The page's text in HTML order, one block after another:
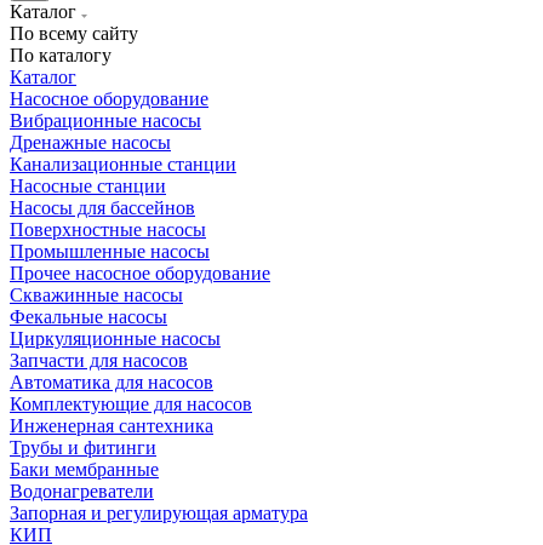
Каталог
По всему сайту
По каталогу
Каталог
Насосное оборудование
Вибрационные насосы
Дренажные насосы
Канализационные станции
Насосные станции
Насосы для бассейнов
Поверхностные насосы
Промышленные насосы
Прочее насосное оборудование
Скважинные насосы
Фекальные насосы
Циркуляционные насосы
Запчасти для насосов
Автоматика для насосов
Комплектующие для насосов
Инженерная сантехника
Трубы и фитинги
Баки мембранные
Водонагреватели
Запорная и регулирующая арматура
КИП